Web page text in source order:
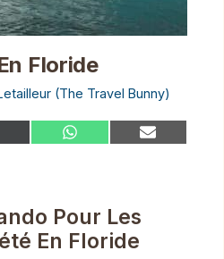
Floride
(The Travel Bunny)
Share Share
Pour Les
En Floride